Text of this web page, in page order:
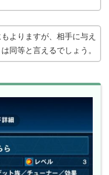
よりますが、相手に与え
同等と言えるでしょう。